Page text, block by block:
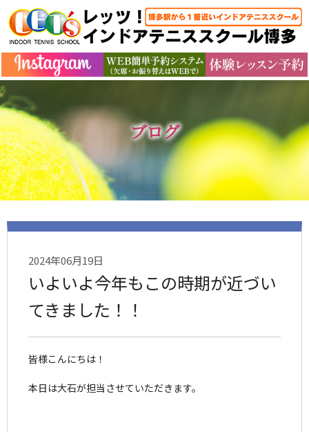
ブログ
2024年06月19日
いよいよ今年もこの時期が近づい
てきました！！
皆様こんにちは！
本日は大石が担当させていただきます。